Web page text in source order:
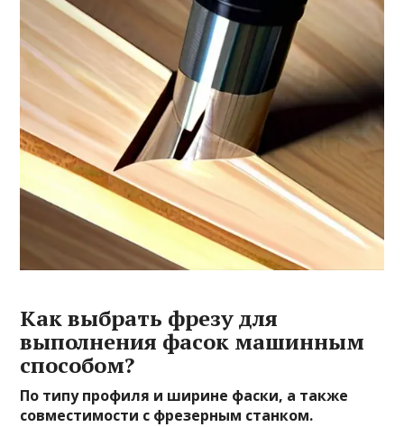
Как выбрать фрезу для
выполнения фасок машинным
способом?
По типу профиля и ширине фаски, а также
совместимости с фрезерным станком.